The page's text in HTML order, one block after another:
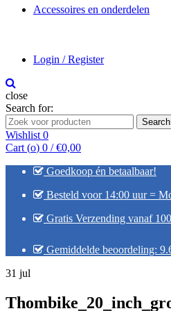
Accessoires en onderdelen
Login / Register
close
Search for:
Search
Wishlist 0
Cart (o) 0 / €0,00
Goedkoop én betaalbaar!
Besteld voor 14:00 uur =
Gratis Verzending vanaf
Gemiddelde beoordeling:
31 jul